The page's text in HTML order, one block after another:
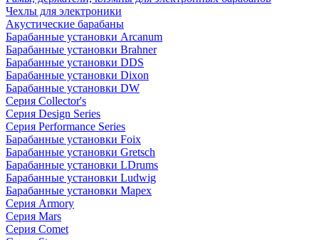
Чехлы для электроники
Акустические барабаны
Барабанные установки Arcanum
Барабанные установки Brahner
Барабанные установки DDS
Барабанные установки Dixon
Барабанные установки DW
Серия Collector's
Серия Design Series
Серия Performance Series
Барабанные установки Foix
Барабанные установки Gretsch
Барабанные установки LDrums
Барабанные установки Ludwig
Барабанные установки Mapex
Серия Armory
Серия Mars
Серия Comet